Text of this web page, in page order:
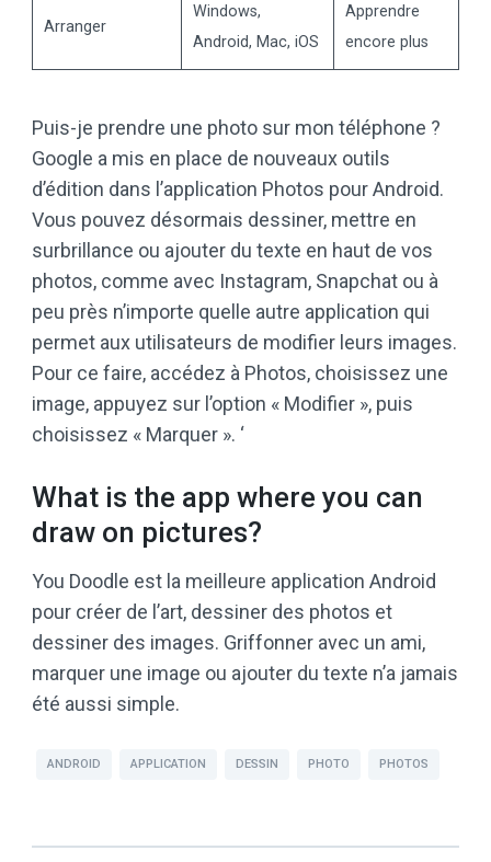
Arranger
Windows,
Android, Mac, iOS
Apprendre
encore plus
Puis-je prendre une photo sur mon téléphone ?
Google a mis en place de nouveaux outils
d’édition dans l’application Photos pour Android.
Vous pouvez désormais dessiner, mettre en
surbrillance ou ajouter du texte en haut de vos
photos, comme avec Instagram, Snapchat ou à
peu près n’importe quelle autre application qui
permet aux utilisateurs de modifier leurs images.
Pour ce faire, accédez à Photos, choisissez une
image, appuyez sur l’option « Modifier », puis
choisissez « Marquer ». ‘
What is the app where you can
draw on pictures?
You Doodle est la meilleure application Android
pour créer de l’art, dessiner des photos et
dessiner des images. Griffonner avec un ami,
marquer une image ou ajouter du texte n’a jamais
été aussi simple.
ANDROID APPLICATION DESSIN PHOTO PHOTOS